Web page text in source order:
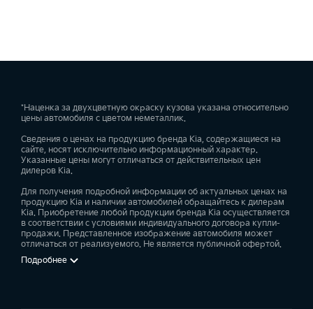
*Наценка за двухцветную окраску кузова указана относительно
цены автомобиля с цветом неметаллик.
Сведения о ценах на продукцию бренда Kia, содержащиеся на
сайте, носят исключительно информационный характер.
Указанные цены могут отличаться от действительных цен
дилеров Kia.
Для получения подробной информации об актуальных ценах на
продукцию Kia и наличии автомобилей обращайтесь к дилерам
Kia. Приобретение любой продукции бренда Kia осуществляется
в соответствии с условиями индивидуального договора купли-
продажи. Представленное изображение автомобиля может
отличаться от реализуемого. Не является публичной офертой.
Подробнее